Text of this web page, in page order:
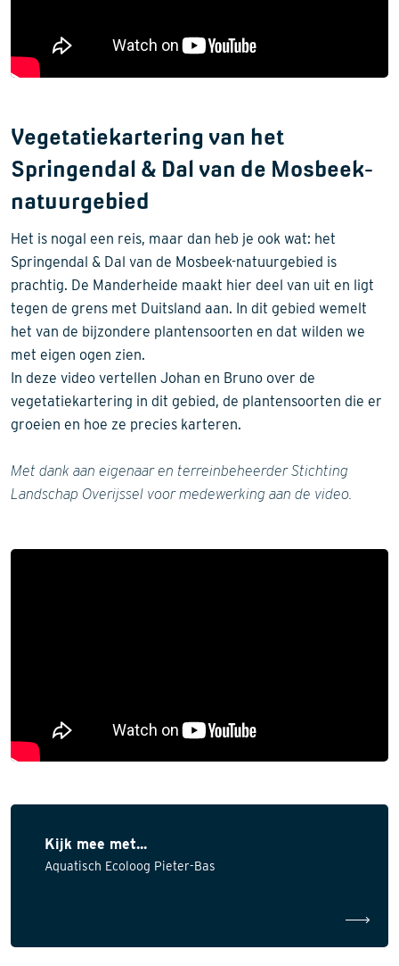
Vegetatiekartering van het
Springendal & Dal van de Mosbeek-
natuurgebied
Het is nogal een reis, maar dan heb je ook wat: het
Springendal & Dal van de Mosbeek-natuurgebied is
prachtig. De Manderheide maakt hier deel van uit en ligt
tegen de grens met Duitsland aan. In dit gebied wemelt
het van de bijzondere plantensoorten en dat wilden we
met eigen ogen zien.
In deze video vertellen Johan en Bruno over de
vegetatiekartering in dit gebied, de plantensoorten die er
groeien en hoe ze precies karteren.
Met dank aan eigenaar en terreinbeheerder Stichting
Landschap Overijssel voor medewerking aan de video.
Kijk mee met...
Aquatisch Ecoloog Pieter-Bas